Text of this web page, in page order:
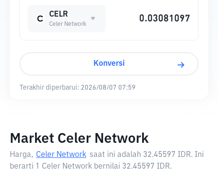
CELR
Celer Network
Konversi
Terakhir diperbarui: 2026/08/07 07:59
Market Celer Network
Harga, Celer Network saat ini adalah 32.45597 IDR. Ini
berarti 1 Celer Network bernilai 32.45597 IDR.